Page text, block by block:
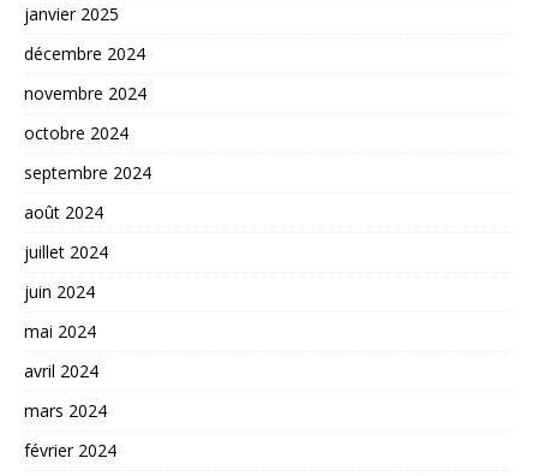
janvier 2025
décembre 2024
novembre 2024
octobre 2024
septembre 2024
août 2024
juillet 2024
juin 2024
mai 2024
avril 2024
mars 2024
février 2024